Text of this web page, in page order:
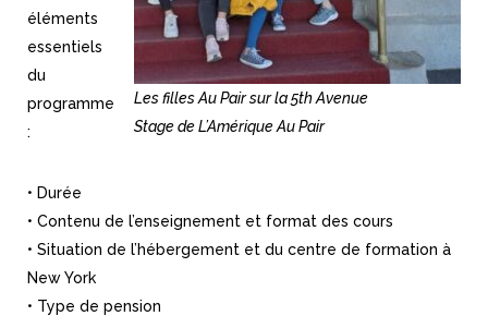
Les filles Au Pair sur la 5th Avenue
Stage de L’Amérique Au Pair
éléments
essentiels
du
programme
:
• Durée
• Contenu de l’enseignement et format des cours
• Situation de l’hébergement et du centre de formation à
New York
• Type de pension